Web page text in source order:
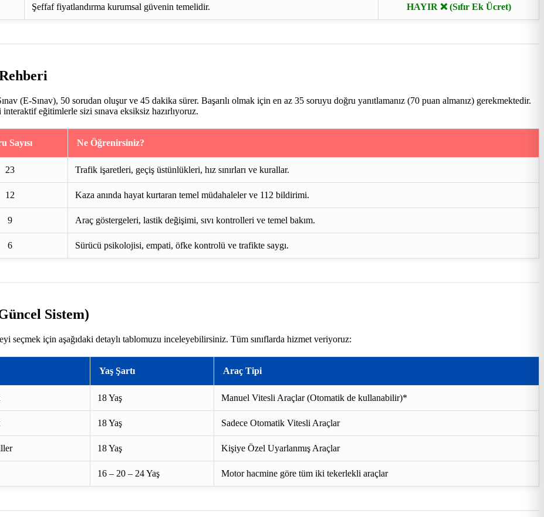
Şeffaf fiyatlandırma kurumsal güvenin temelidir. HAYIR ❌ (Sıfır Ek Ücret)
(E-Sınav), 50 sorudan oluşur ve 45 dakika sürer. Başarılı olmak için en az 35 soruyu doğru yanıtlamanız (70 puan almanız) gerekmektedir.
eğitimlerle sizi sınava eksiksiz hazırlıyoruz.
Sayısı Ne Öğrenirsiniz?
23 Trafik işaretleri, geçiş üstünlükleri, hız sınırları ve kurallar.
12 Kaza anında hayat kurtaran temel müdahaleler ve 112 bildirimi.
9 Araç göstergeleri, lastik değişimi, sıvı kontrolleri ve temel bakım.
6 Sürücü psikolojisi, empati, öfke kontrolü ve trafikte saygı.
Sistem)
seçmek için aşağıdaki detaylı tablomuzu inceleyebilirsiniz. Tüm sınıflarda hizmet veriyoruz:
Yaş Şartı Araç Tipi
18 Yaş Manuel Vitesli Araçlar (Otomatik de kullanabilir)*
18 Yaş Sadece Otomatik Vitesli Araçlar
18 Yaş Kişiye Özel Uyarlanmış Araçlar
16 – 20 – 24 Yaş Motor hacmine göre tüm iki tekerlekli araçlar